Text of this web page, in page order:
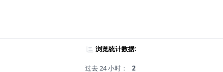
浏览统计数据:
过去 24 小时： 2